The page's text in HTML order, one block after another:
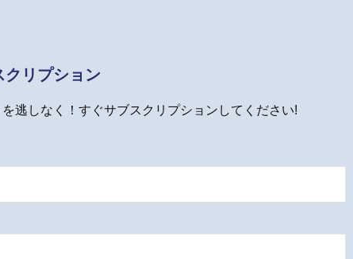
クリプション
逃しなく！すぐサブスクリプションしてください!